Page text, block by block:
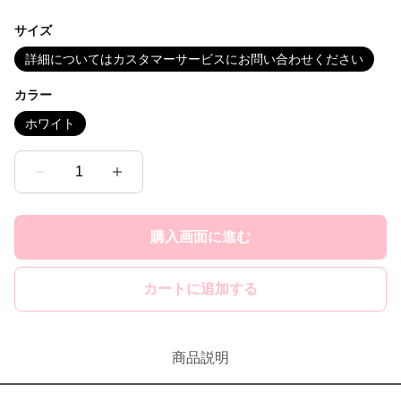
サイズ
詳細についてはカスタマーサービスにお問い合わせください
カラー
ホワイト
1
購入画面に進む
カートに追加する
商品説明